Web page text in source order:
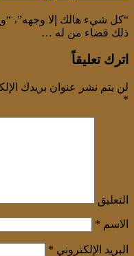
“كل شيء هالك إلا وجهه”،
ذلك قضاء من له …
اترك تعليقاً
لن يتم نشر عنوان بريدك
*
التعليق
الاسم *
البريد الإلكتروني *